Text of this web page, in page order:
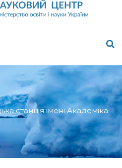
станція імені Академіка